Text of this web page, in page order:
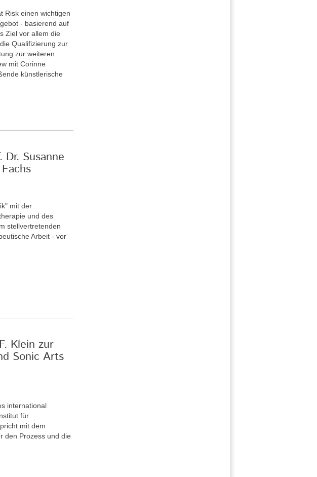
Risk einen wichtigen
- basierend auf
Ziel vor allem die
Qualifizierung zur
zur weiteren
mit Corinne
künstlerische
Susanne
mit der
und des
stellvertretenden
Arbeit - vor
Klein zur
Sonic Arts
international
für
mit dem
den Prozess und die